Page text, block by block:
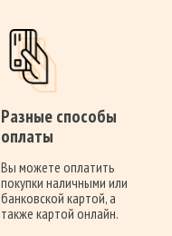
Разные способы
оплаты
Вы можете оплатить
покупки наличными или
банковской картой, а
также картой онлайн.